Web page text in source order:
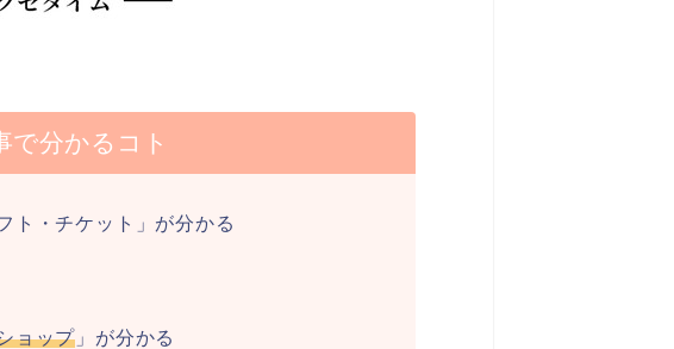
で分かるコト
ト・チケット」が分かる
ョップ 」が分かる